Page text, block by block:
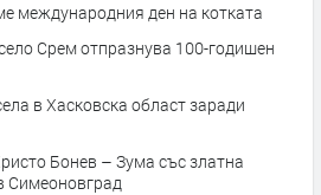
международния ден на котката
Срем отпразнува 100-годишен
в Хасковска област заради
Бонев – Зума със златна
Симеоновград